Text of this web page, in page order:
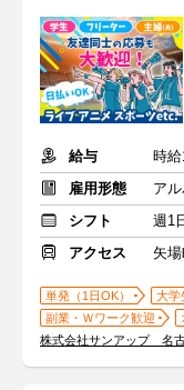
給与
雇用形態
ア
シフト
週1
アクセス
矢
単発（1日OK） 大学
副業・Ｗワーク歓迎
株式会社サンアップ 名